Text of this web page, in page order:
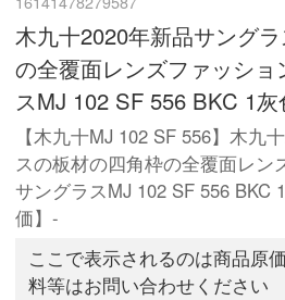
木九十2020年新品サング
の全覆面レンズファッショ
スMJ 102 SF 556 BKC 1灰
【木九十MJ 102 SF 556】木九
スの板材の四角枠の全覆面レン
サングラスMJ 102 SF 556 BKC
価】-
ここで表示されるのは商品原
料等はお問い合わせください